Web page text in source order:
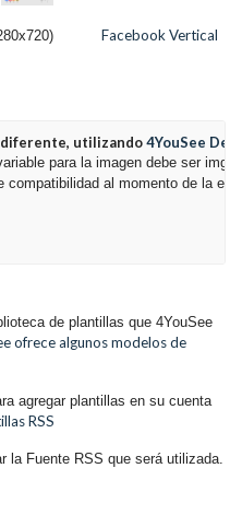
1280x720) Facebook Vertical
utilizando 4YouSee
para la imagen debe ser
compatibilidad al momento de la
de plantillas que 4YouSee
ofrece algunos modelos de
agregar plantillas en su cuenta
RSS
la Fuente RSS que será utilizada.